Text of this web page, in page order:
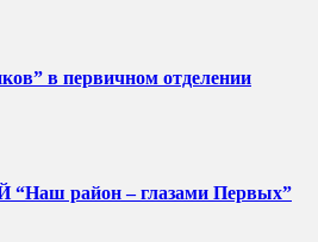
в первичном отделении
район – глазами Первых”